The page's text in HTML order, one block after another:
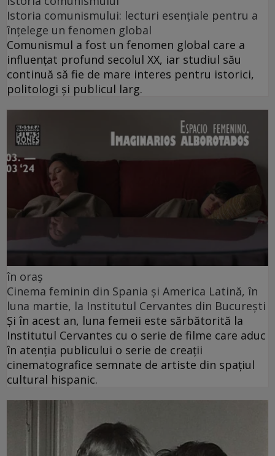
Istoria comunismului: lecturi esențiale pentru a
înțelege un fenomen global
Comunismul a fost un fenomen global care a
influențat profund secolul XX, iar studiul său
continuă să fie de mare interes pentru istorici,
politologi și publicul larg.
în oraș
Cinema feminin din Spania și America Latină, în
luna martie, la Institutul Cervantes din București
Și în acest an, luna femeii este sărbătorită la
Institutul Cervantes cu o serie de filme care aduc
în atenția publicului o serie de creații
cinematografice semnate de artiste din spațiul
cultural hispanic.